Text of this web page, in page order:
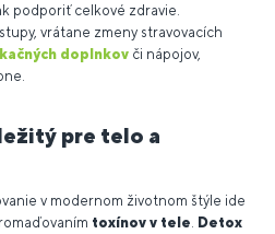
podporiť celkové zdravie.
vrátane zmeny stravovacích
doplnkov či nápojov,
pre telo a
v modernom životnom štýle ide
toxínov v tele Detox